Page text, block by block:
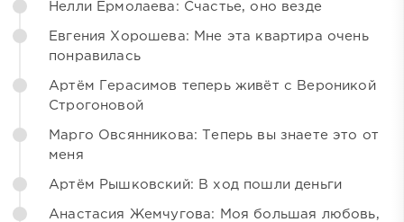
Нелли Ермолаева: Счастье, оно везде
Евгения Хорошева: Мне эта квартира очень
понравилась
Артём Герасимов теперь живёт с Вероникой
Строгоновой
Марго Овсянникова: Теперь вы знаете это от
меня
Артём Рышковский: В ход пошли деньги
Анастасия Жемчугова: Моя большая любовь,